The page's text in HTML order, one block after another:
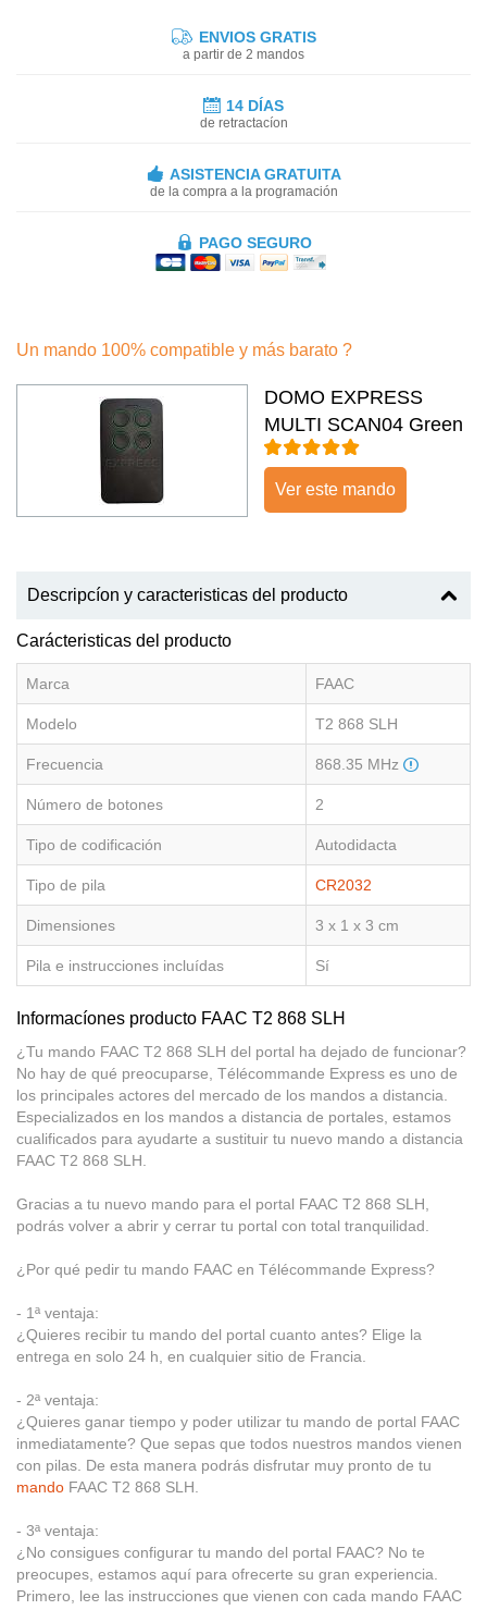
ENVIOS GRATIS
a partir de 2 mandos
14 DÍAS
de retractacíon
ASISTENCIA GRATUITA
de la compra a la programación
PAGO SEGURO
Un mando 100% compatible y más barato ?
DOMO EXPRESS
MULTI SCAN04 Green
Ver este mando
Descripcíon y caracteristicas del producto
Carácteristicas del producto
Marca FAAC
Modelo T2 868 SLH
Frecuencia 868.35 MHz
Número de botones 2
Tipo de codificación Autodidacta
Tipo de pila CR2032
Dimensiones 3 x 1 x 3 cm
Pila e instrucciones incluídas Sí
Informacíones producto FAAC T2 868 SLH
¿Tu mando FAAC T2 868 SLH del portal ha dejado de funcionar?
No hay de qué preocuparse, Télécommande Express es uno de
los principales actores del mercado de los mandos a distancia.
Especializados en los mandos a distancia de portales, estamos
cualificados para ayudarte a sustituir tu nuevo mando a distancia
FAAC T2 868 SLH.
Gracias a tu nuevo mando para el portal FAAC T2 868 SLH,
podrás volver a abrir y cerrar tu portal con total tranquilidad.
¿Por qué pedir tu mando FAAC en Télécommande Express?
- 1ª ventaja:
¿Quieres recibir tu mando del portal cuanto antes? Elige la
entrega en solo 24 h, en cualquier sitio de Francia.
- 2ª ventaja:
¿Quieres ganar tiempo y poder utilizar tu mando de portal FAAC
inmediatamente? Que sepas que todos nuestros mandos vienen
con pilas. De esta manera podrás disfrutar muy pronto de tu
mando FAAC T2 868 SLH.
- 3ª ventaja:
¿No consigues configurar tu mando del portal FAAC? No te
preocupes, estamos aquí para ofrecerte su gran experiencia.
Primero, lee las instrucciones que vienen con cada mando FAAC